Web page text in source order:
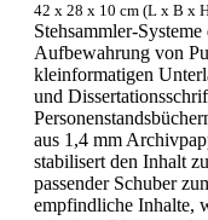
42 x 28 x 10 cm (L x B x
Stehsammler-
Aufbewahrung von
kleinformatigen
und
aus 1,4 mm
stabilisert den Inhalt
passender Schuber
empfindliche Inhalte,